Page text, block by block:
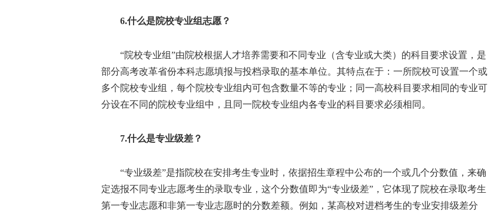
6.什么是院校专业组志愿？
“院校专业组”由院校根据人才培养需要和不同专业（含专业或大类）的科目要求设置，是
部分高考改革省份本科志愿填报与投档录取的基本单位。其特点在于：一所院校可设置一个或
多个院校专业组，每个院校专业组内可包含数量不等的专业；同一高校科目要求相同的专业可
分设在不同的院校专业组中，且同一院校专业组内各专业的科目要求必须相同。
7.什么是专业级差？
“专业级差”是指院校在安排考生专业时，依据招生章程中公布的一个或几个分数值，来确
定选报不同专业志愿考生的录取专业，这个分数值即为“专业级差”，它体现了院校在录取考生
第一专业志愿和非第一专业志愿时的分数差额。例如，某高校对进档考生的专业安排级差分